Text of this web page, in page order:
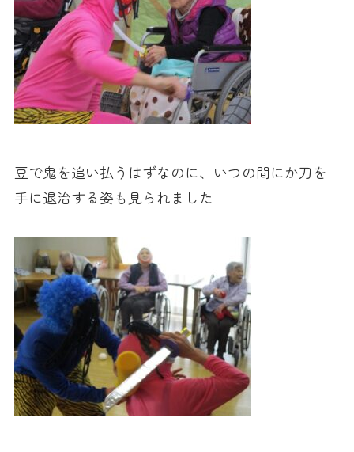
豆で鬼を追い払うはずなのに、いつの間にか刀を
手に退治する姿も見られました